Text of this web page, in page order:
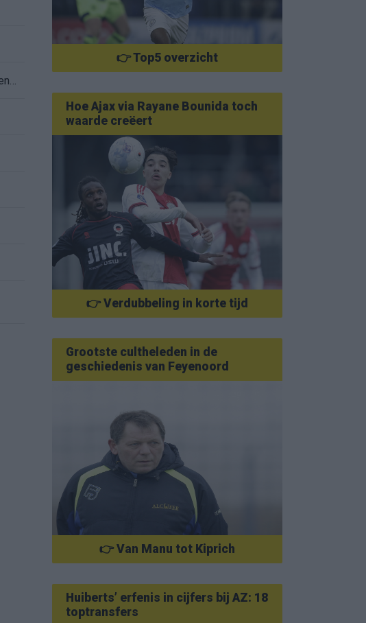
👉 Top5 overzicht
Hoe Ajax via Rayane Bounida toch
waarde creëert
👉 Verdubbeling in korte tijd
Grootste cultheleden in de
geschiedenis van Feyenoord
👉 Van Manu tot Kiprich
Huiberts’ erfenis in cijfers bij AZ: 18
toptransfers